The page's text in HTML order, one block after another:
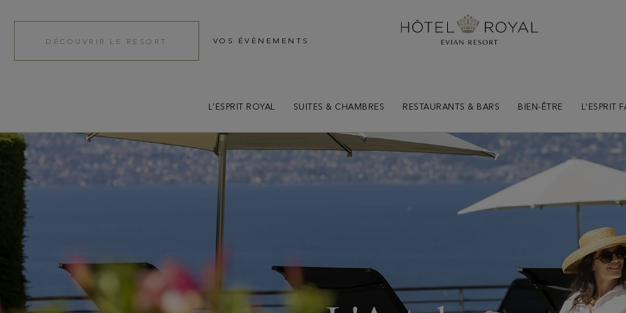
DÉCOUVRIR LE RESORT VOS ÉVÈNEMENTS
L'ESPRIT ROYAL SUITES & CHAMBRES RESTAURANTS & BARS BIEN-ÊTRE L'ESPRIT